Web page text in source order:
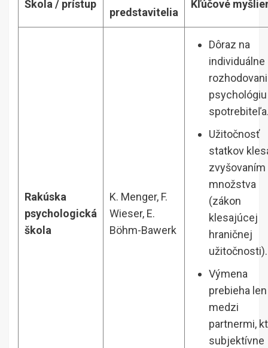
Škola / prístup
predstavitelia
Kľúčové
Rakúska
psychologická
škola
K. Menger, F.
Wieser, E.
Böhm-Bawerk
Dôraz na
individuálne
psychológiu
Užitočnosť
statkov
zvyšovaním
množstva
(zákon
klesajúcej
hraničnej
užitočnosti).
Výmena
prebieha len
medzi
partnermi,
subjektívne